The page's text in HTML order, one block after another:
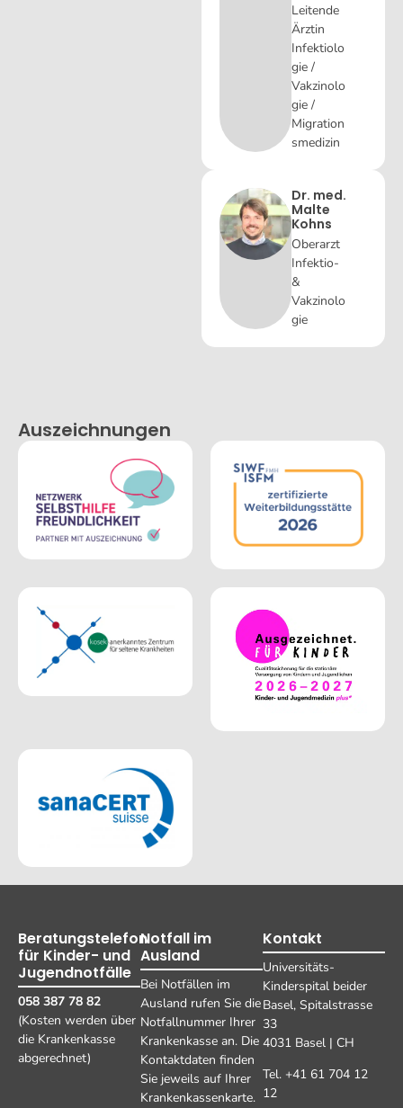
Leitende
Ärztin
Infektiolo
gie /
Vakzinolo
gie /
Migration
smedizin
Dr. med.
Malte
Kohns
Oberarzt
Infektio-
&
Vakzinolo
gie
Auszeichnungen
Beratungstelefon
für Kinder- und
Jugendnotfälle
058 387 78 82
(Kosten werden über
die Krankenkasse
abgerechnet)
Notfall im
Ausland
Bei Notfällen im
Ausland rufen Sie die
Notfallnummer Ihrer
Krankenkasse an. Die
Kontaktdaten finden
Sie jeweils auf Ihrer
Krankenkassenkarte.
Kontakt
Universitäts-
Kinderspital beider
Basel, Spitalstrasse
33
4031 Basel | CH
Tel. +41 61 704 12
12